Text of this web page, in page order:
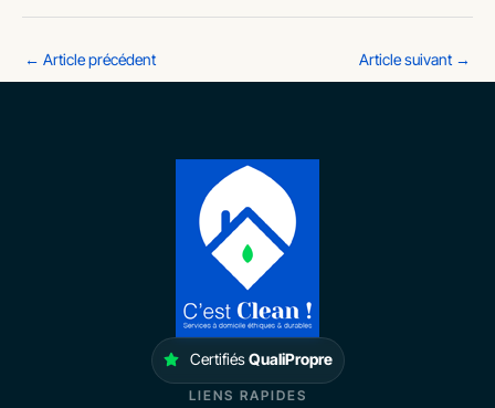
← Article précédent Article suivant →
CertifiésQualiPropre
LIENS RAPIDES